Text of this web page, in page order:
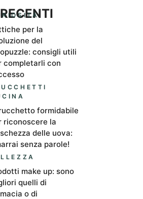
per la
del
consigli utili
completarli con
formidabile
riconoscere la
delle uova:
senza parole!
make up: sono
quelli di
o di